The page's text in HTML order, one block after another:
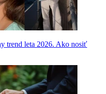
trend leta 2026. Ako nosiť